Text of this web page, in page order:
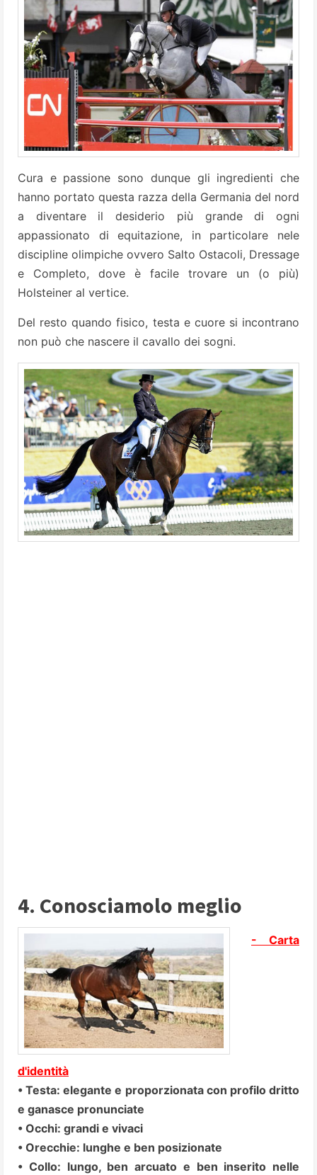
Cura e passione sono dunque gli ingredienti che
hanno portato questa razza della Germania del nord
a diventare il desiderio più grande di ogni
appassionato di equitazione, in particolare nele
discipline olimpiche ovvero Salto Ostacoli, Dressage
e Completo, dove è facile trovare un (o più)
Holsteiner al vertice.
Del resto quando fisico, testa e cuore si incontrano
non può che nascere il cavallo dei sogni.
4. Conosciamolo meglio
- Carta
d'identità
• Testa: elegante e proporzionata con profilo dritto
e ganasce pronunciate
• Occhi: grandi e vivaci
• Orecchie: lunghe e ben posizionate
• Collo: lungo, ben arcuato e ben inserito nelle